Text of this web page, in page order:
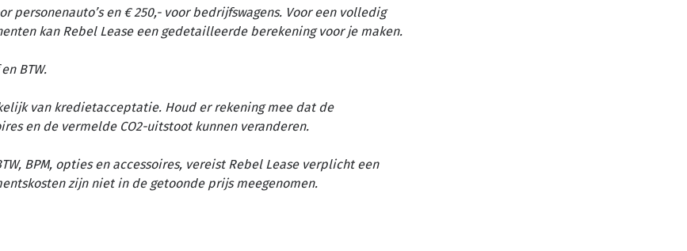
personenauto’s en € 250,- voor bedrijfswagens. Voor een volledig
kan Rebel Lease een gedetailleerde berekening voor je maken.
BTW.
van kredietacceptatie. Houd er rekening mee dat de
en de vermelde CO2-uitstoot kunnen veranderen.
BPM, opties en accessoires, vereist Rebel Lease verplicht een
zijn niet in de getoonde prijs meegenomen.